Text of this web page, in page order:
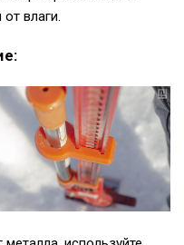
влаги.